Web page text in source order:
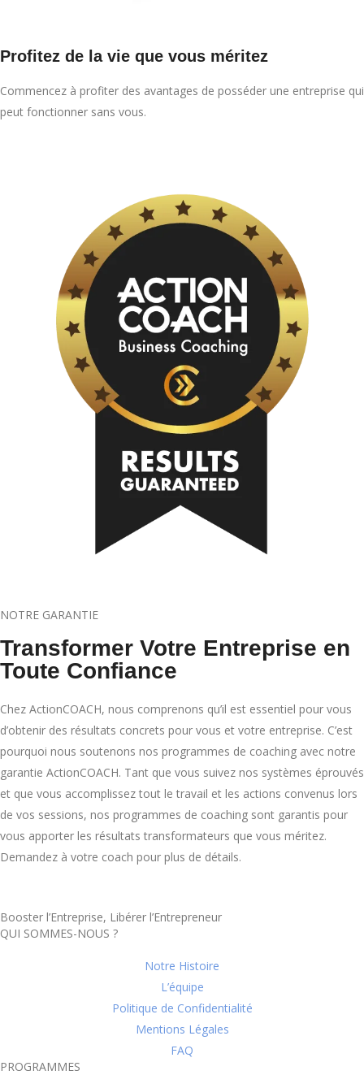
Profitez de la vie que vous méritez
Commencez à profiter des avantages de posséder une entreprise qui
peut fonctionner sans vous.
NOTRE GARANTIE
Transformer Votre Entreprise en
Toute Confiance
Chez ActionCOACH, nous comprenons qu’il est essentiel pour vous
d’obtenir des résultats concrets pour vous et votre entreprise. C’est
pourquoi nous soutenons nos programmes de coaching avec notre
garantie ActionCOACH. Tant que vous suivez nos systèmes éprouvés
et que vous accomplissez tout le travail et les actions convenus lors
de vos sessions, nos programmes de coaching sont garantis pour
vous apporter les résultats transformateurs que vous méritez.
Demandez à votre coach pour plus de détails.
Booster l’Entreprise, Libérer l’Entrepreneur
QUI SOMMES-NOUS ?
Notre Histoire
L’équipe
Politique de Confidentialité
Mentions Légales
FAQ
PROGRAMMES